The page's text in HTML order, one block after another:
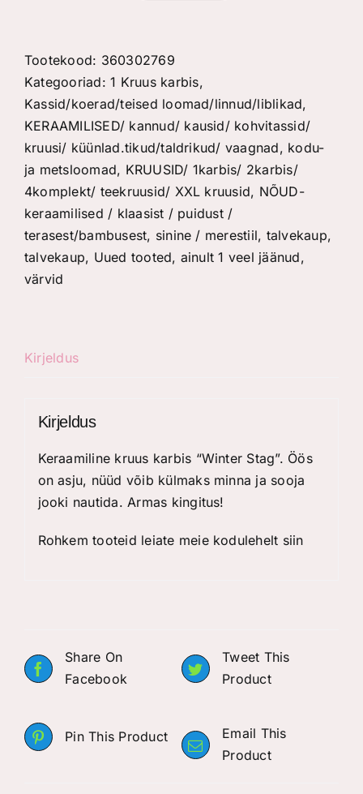
"Winter
Stag"
kogus
Tootekood: 360302769
Kategooriad:1 Kruus karbis,
Kassid/koerad/teised loomad/linnud/liblikad,
KERAAMILISED/ kannud/ kausid/ kohvitassid/
kruusi/ küünlad.tikud/taldrikud/ vaagnad, kodu-
ja metsloomad, KRUUSID/ 1karbis/ 2karbis/
4komplekt/ teekruusid/ XXL kruusid, NÕUD-
keraamilised / klaasist / puidust /
terasest/bambusest, sinine / merestiil, talvekaup,
talvekaup, Uued tooted, ainult 1 veel jäänud,
värvid
Kirjeldus
Kirjeldus
Keraamiline kruus karbis “Winter Stag”. Öös
on asju, nüüd võib külmaks minna ja sooja
jooki nautida. Armas kingitus!
Rohkem tooteid leiate meie kodulehelt siin
Share On
Facebook
Tweet This
Product
Pin This Product
Email This
Product